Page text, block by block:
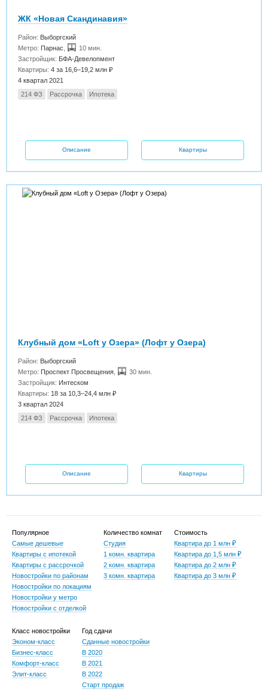
ЖК «Новая Скандинавия»
Район: Выборгский
Метро: Парнас
10 мин.
Застройщик: БФА-Девелопмент
Квартиры:4 за 16,6–19,2 млн ₽
4 квартал 2021
214 ФЗ
Рассрочка Ипотека
Описание Квартиры
Клубный дом «Loft у Озера» (Лофт у Озера)
Район: Выборгский
Метро: Проспект Просвещения
30 мин.
Застройщик: Интеском
Квартиры: 18 за 10,3–24,4 млн ₽
3 квартал 2024
214 ФЗ
Рассрочка Ипотека
Описание Квартиры
Популярное
Самые дешевые
Квартиры с ипотекой
Квартиры с рассрочкой
Новостройки по районам
Новостройки по локациям
Новостройки у метро
Новостройки с отделкой
Количество комнат
Студия
1 комн. квартира
2 комн. квартира
3 комн. квартира
Стоимость
Квартира до 1 млн ₽
Квартира до 1,5 млн ₽
Квартира до 2 млн ₽
Квартира до 3 млн ₽
Класс новостройки
Эконом-класс
Бизнес-класс
Комфорт-класс
Элит-класс
Год сдачи
Сданные новостройки
В 2020
В 2021
В 2022
Старт продаж